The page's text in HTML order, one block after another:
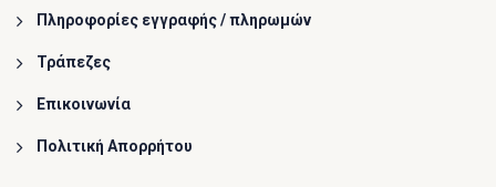
Πληροφορίες εγγραφής / πληρωμών
Τράπεζες
Επικοινωνία
Πολιτική Απορρήτου